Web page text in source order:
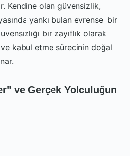
Kendine olan güvensizlik,
yankı bulan evrensel bir
bir zayıflık olarak
kabul etme sürecinin doğal
ve Gerçek Yolculuğun